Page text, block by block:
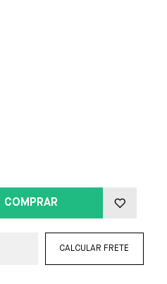
COMPRAR
CALCULAR FRETE